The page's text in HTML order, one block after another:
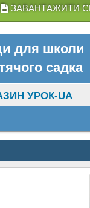
ЗАВАНТАЖИТИ
для школи
садка
УРОК-UA